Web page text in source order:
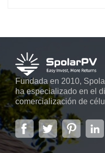
edificio, ofreciendo no solo una
agradable sino también una
reducción significativa en los
costos de energía.
Fundada en 2010,
ha especializado en el
comercialización de
y sistemas de energía
la capital de la provincia
superficie de 6.000 m2,
automáticos avanzados...